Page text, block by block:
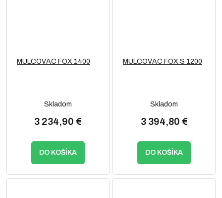
MULCOVAC FOX 1400
Skladom
3 234,90 €
DO KOŠÍKA
MULCOVAC FOX S 1200
Skladom
3 394,80 €
DO KOŠÍKA